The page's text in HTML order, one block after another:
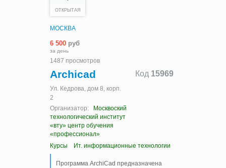
ОТКРЫТАЯ
МОСКВА
6 500 руб
за день
1487 просмотров
Код 15969
Archicad
Ул. Кедрова, дом 8, корп.
2
Организатор:
Москвоский
технологический институт
«вту» центр обучения
«профессионал»
Курсы
Ит. информационные технологии
Программа ArchiCad предназначена